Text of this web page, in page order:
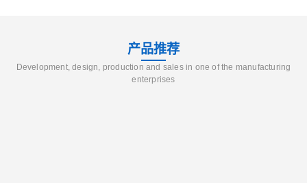
产品推荐
Development, design, production and sales in one of the manufacturing
enterprises